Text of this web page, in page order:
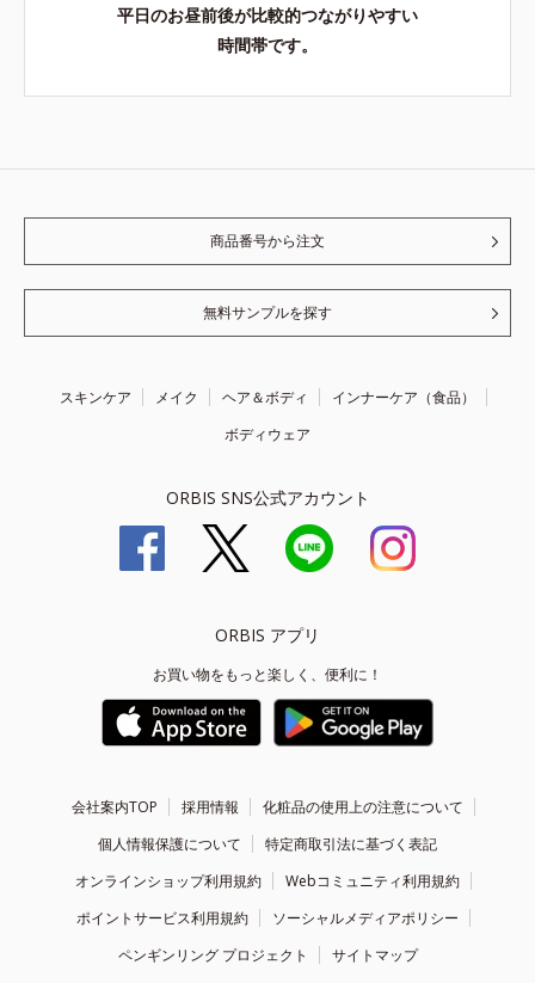
平日のお昼前後が比較的つながりやすい
時間帯です。
商品番号から注文
無料サンプルを探す
スキンケア メイク ヘア＆ボディ
インナーケア（食品）
ボディウェア
ORBIS SNS公式アカウント
ORBIS アプリ
お買い物をもっと楽しく、便利に！
会社案内TOP 採用情報
化粧品の使用上の注意について
個人情報保護について
特定商取引法に基づく表記
オンラインショップ利用規約
Webコミュニティ利用規約
ポイントサービス利用規約
ソーシャルメディアポリシー
ペンギンリング プロジェクト
サイトマップ